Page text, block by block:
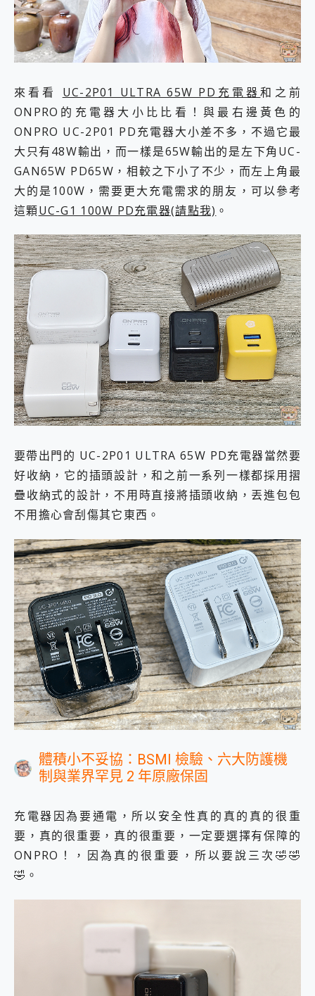
來看看 UC-2P01 ULTRA 65W PD充電器和之前
ONPRO的充電器大小比比看！與最右邊黃色的
ONPRO UC-2P01 PD充電器大小差不多，不過它最
大只有48W輸出，而一樣是65W輸出的是左下角UC-
GAN65W PD65W，相較之下小了不少，而左上角最
大的是100W，需要更大充電需求的朋友，可以參考
這顆UC-G1 100W PD充電器(請點我) 。
要帶出門的 UC-2P01 ULTRA 65W PD充電器當然要
好收納，它的插頭設計，和之前一系列一樣都採用摺
疊收納式的設計，不用時直接將插頭收納，丟進包包
不用擔心會刮傷其它東西。
體積小不妥協：BSMI 檢驗、六大防護機
制與業界罕見 2 年原廠保固
充電器因為要通電，所以安全性真的真的真的很重
要，真的很重要，真的很重要，一定要選擇有保障的
ONPRO！，因為真的很重要，所以要說三次🤣🤣
🤣。